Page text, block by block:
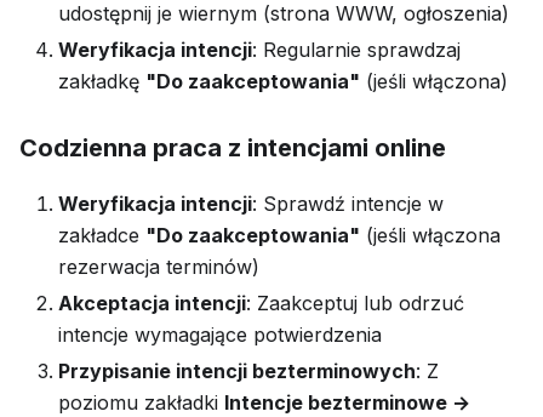
udostępnij je wiernym (strona WWW, ogłoszenia)
Weryfikacja intencji: Regularnie sprawdzaj
zakładkę "Do zaakceptowania" (jeśli włączona)
Codzienna praca z intencjami online
Weryfikacja intencji: Sprawdź intencje w
zakładce "Do zaakceptowania" (jeśli włączona
rezerwacja terminów)
Akceptacja intencji: Zaakceptuj lub odrzuć
intencje wymagające potwierdzenia
Przypisanie intencji bezterminowych: Z
poziomu zakładki Intencje bezterminowe →